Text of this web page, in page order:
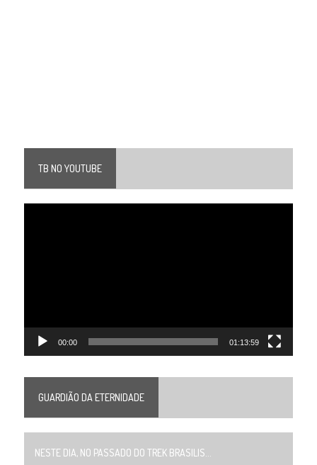
TB NO YOUTUBE
00:00 01:13:59
GUARDIÃO DA ETERNIDADE
NESTE DIA, NO PASSADO DO TREK BRASILIS...